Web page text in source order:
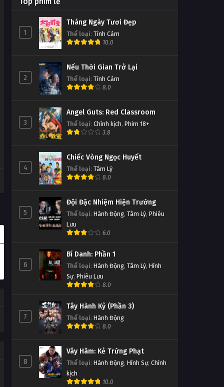
1
Tháng Ngày Tươi Đẹp
Thể loại: Tình Cảm
10.0
2
Nếu Thời Gian Trở Lại
Thể loại: Tình Cảm
8.0
3
Angel Guts: Red Classroom
Thể loại: Chính kịch, Phim 18+
3.8
4
Chiếc Vòng Ngọc Huyết
Thể loại: Tâm Lý
8.0
5
Đội Đặc Nhiệm Hiện Trường
Thể loại: Hành Động, Tâm Lý, Phiêu
Lưu
6.0
6
Bí Danh: Phần 1
Thể loại: Hành Động, Tâm Lý, Hình
Sự, Phiêu Lưu
8.0
7
Tây Hành Kỷ (Phần 3)
Thể loại: Hành Động
8.0
8
Vây Hãm: Kẻ Trừng Phạt
Thể loại: Hành Động, Hình Sự, Chính
kịch
10.0